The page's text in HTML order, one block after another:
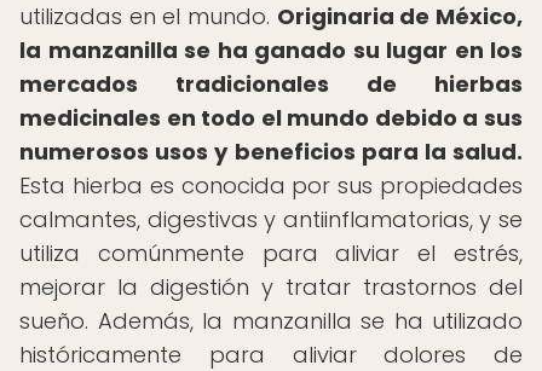
utilizadas en el mundo. Originaria de México,
la manzanilla se ha ganado su lugar en los
mercados tradicionales de hierbas
medicinales en todo el mundo debido a sus
numerosos usos y beneficios para la salud.
Esta hierba es conocida por sus propiedades
calmantes, digestivas y antiinflamatorias, y se
utiliza comúnmente para aliviar el estrés,
mejorar la digestión y tratar trastornos del
sueño. Además, la manzanilla se ha utilizado
históricamente para aliviar dolores de